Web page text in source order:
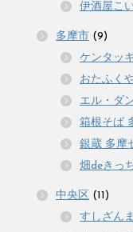
伊酒屋こ
多摩市 (9)
ケンタッ
おたふく
エル・ダ
箱根そば
銀蔵 多摩
畑deきっ
中央区 (11)
すしざん